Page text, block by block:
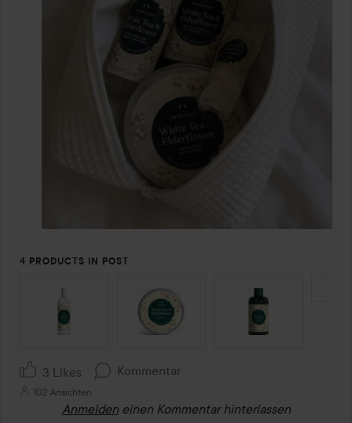
4 PRODUCTS IN POST
SEKTION ÜBERSPRINGEN
3 Likes Kommentar
102 Ansichten
Anmelden einen Kommentar hinterlassen